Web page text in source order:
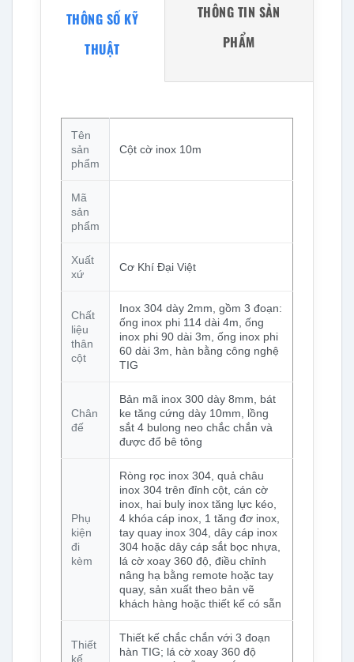
THÔNG SỐ KỸ
THUẬT
THÔNG TIN SẢN
PHẨM
Tên
sản
phẩm
Cột cờ inox 10m
Mã
sản
phẩm
Xuất
xứ
Cơ Khí Đại Việt
Chất
liệu
thân
cột
Inox 304 dày 2mm, gồm 3 đoạn:
ống inox phi 114 dài 4m, ống
inox phi 90 dài 3m, ống inox phi
60 dài 3m, hàn bằng công nghệ
TIG
Chân
đế
Bản mã inox 300 dày 8mm, bát
ke tăng cứng dày 10mm, lồng
sắt 4 bulong neo chắc chắn và
được đổ bê tông
Phụ
kiện
đi
kèm
Ròng rọc inox 304, quả châu
inox 304 trên đỉnh cột, cán cờ
inox, hai buly inox tăng lực kéo,
4 khóa cáp inox, 1 tăng đơ inox,
tay quay inox 304, dây cáp inox
304 hoặc dây cáp sắt bọc nhựa,
lá cờ xoay 360 độ, điều chỉnh
nâng hạ bằng remote hoặc tay
quay, sản xuất theo bản vẽ
khách hàng hoặc thiết kế có sẵn
Thiết
kế
Thiết kế chắc chắn với 3 đoạn
hàn TIG; lá cờ xoay 360 độ